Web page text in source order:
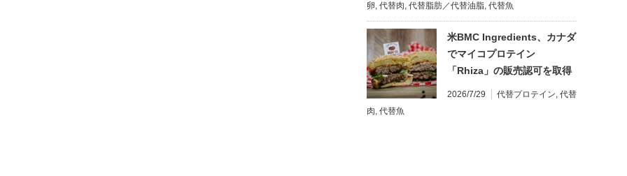
卵, 代替肉, 代替脂肪／代替油脂, 代替魚
米BMC Ingredients、カナダ
でマイコプロテイン
「Rhiza」の販売認可を取得
2026/7/29 代替プロテイン, 代替
肉, 代替魚